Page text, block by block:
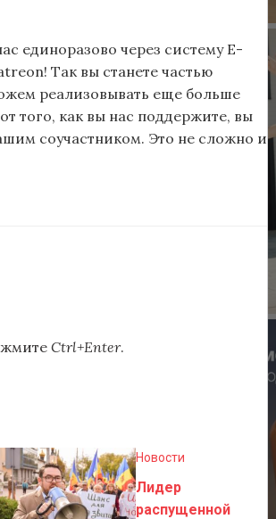
единоразово через систему E-
Так вы станете частью
реализовывать еще больше
того, как вы нас поддержите, вы
соучастником. Это не сложно и
Ctrl+Enter.
Новости
Лидер
распущенной